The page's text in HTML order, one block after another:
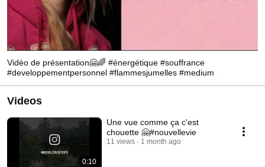
Vidéo de présentation🤗🌈 #énergétique #souffrance
#developpementpersonnel #flammesjumelles #medium
Videos
0:10
Une vue comme ça c'est
chouette 🤗#nouvellevie
11 views 1 month ago